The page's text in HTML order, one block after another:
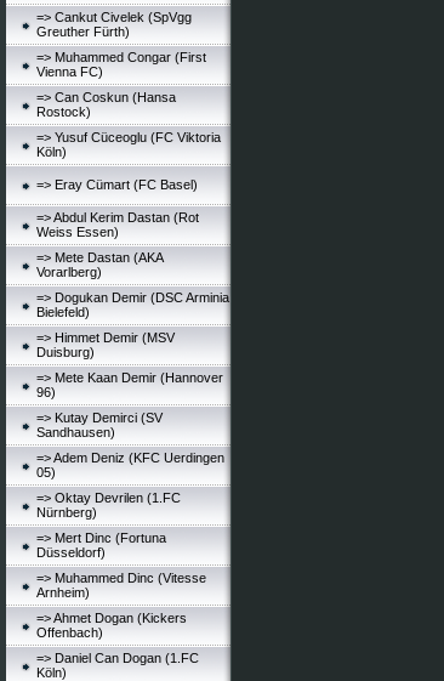
=> Cankut Civelek (SpVgg
Greuther Fürth)
=> Muhammed Congar (First
Vienna FC)
=> Can Coskun (Hansa
Rostock)
=> Yusuf Cüceoglu (FC Viktoria
Köln)
=> Eray Cümart (FC Basel)
=> Abdul Kerim Dastan (Rot
Weiss Essen)
=> Mete Dastan (AKA
Vorarlberg)
=> Dogukan Demir (DSC Arminia
Bielefeld)
=> Himmet Demir (MSV
Duisburg)
=> Mete Kaan Demir (Hannover
96)
=> Kutay Demirci (SV
Sandhausen)
=> Adem Deniz (KFC Uerdingen
05)
=> Oktay Devrilen (1.FC
Nürnberg)
=> Mert Dinc (Fortuna
Düsseldorf)
=> Muhammed Dinc (Vitesse
Arnheim)
=> Ahmet Dogan (Kickers
Offenbach)
=> Daniel Can Dogan (1.FC
Köln)